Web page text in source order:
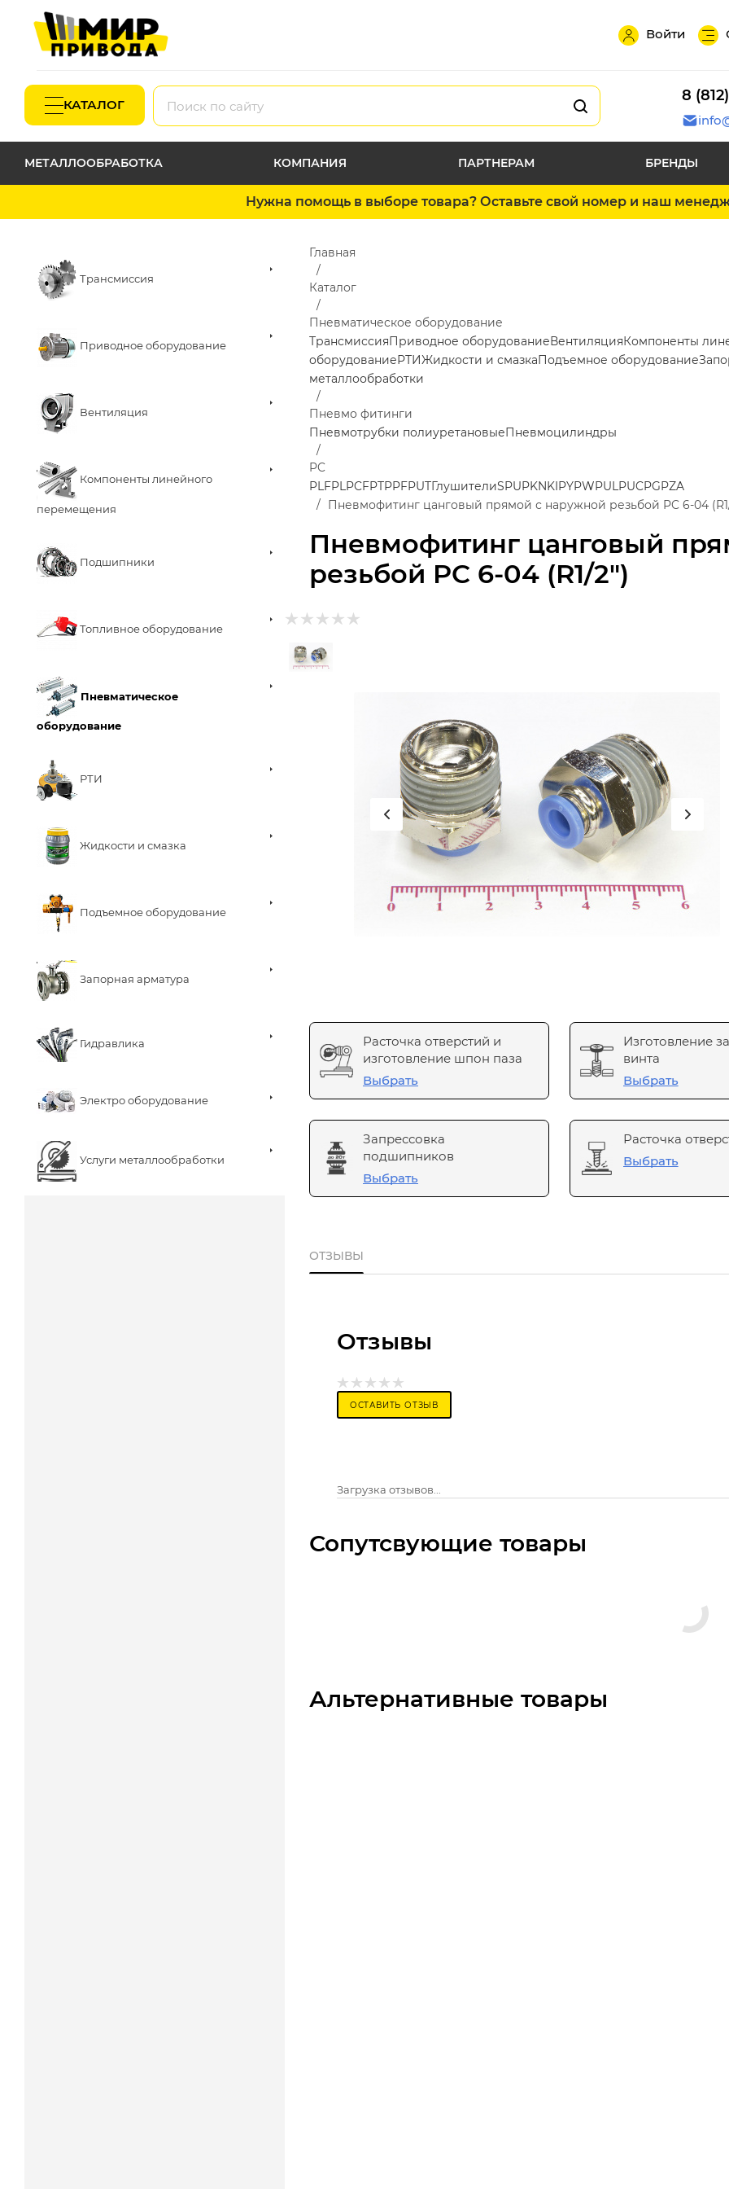
Войти
КАТАЛОГ
8
МЕТАЛЛООБРАБОТКА КОМПАНИЯ ПАРТНЕРАМ БРЕНДЫ
Нужна помощь в выборе товара? Оставьте свой номер и наш
Трансмиссия
Приводное оборудование
Вентиляция
Компоненты линейного
перемещения
Подшипники
Топливное оборудование
Пневматическое
оборудование
РТИ
Жидкости и смазка
Подъемное оборудование
Запорная арматура
Гидравлика
Электро оборудование
Услуги металлообработки
Пневмофитинг цанговый
резьбой PC 6-04 (R1/2")
Главная
Каталог
Пневматическое оборудование
ТрансмиссияПриводное оборудованиеВентиляцияКомпоненты
оборудованиеРТИЖидкости и смазкаПодъемное оборудование
металлообработки
Пневмо фитинги
Пневмотрубки полиуретановыеПневмоцилиндры
PC
PLFPLPCFPTPPFPUTГлушителиSPUPKNKIPYPWPULPUCPGPZA
Пневмофитинг цанговый прямой с наружной резьбой PC 6-04
Расточка отверстий и
изготовление шпон паза
Выбрать
Изготовление
винта
Выбрать
Запрессовка
подшипников
Выбрать
Расточка
Выбрать
ОТЗЫВЫ
Отзывы
ОСТАВИТЬ ОТЗЫВ
Загрузка отзывов...
Сопутсвующие товары
Альтернативные товары